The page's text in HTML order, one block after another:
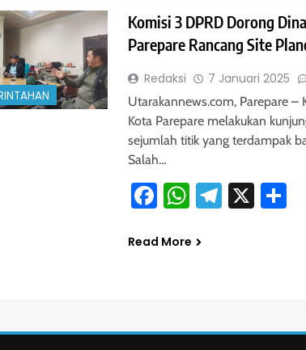
Komisi 3 DPRD Dorong
Parepare Rancang Site
Redaksi 7 Januari 2025
Utarakannews.com, Parepare –
Kota Parepare melakukan
sejumlah titik yang terdampak
Salah…
Facebook
WhatsApp
Telegram
X
Read More